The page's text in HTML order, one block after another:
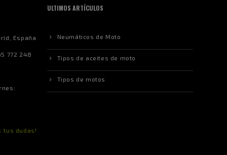
España
772 248
tus dudas!
ULTIMOS ARTÍCULOS
Neumáticos de Moto
Tipos de aceites de moto
Tipos de motos